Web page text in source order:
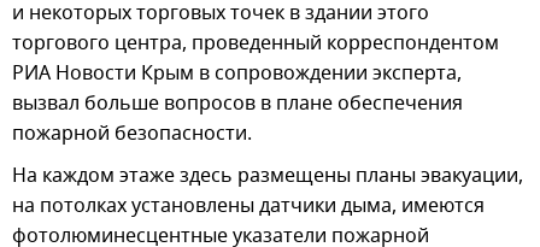
и некоторых торговых точек в здании этого
торгового центра, проведенный корреспондентом
РИА Новости Крым в сопровождении эксперта,
вызвал больше вопросов в плане обеспечения
пожарной безопасности.
На каждом этаже здесь размещены планы эвакуации,
на потолках установлены датчики дыма, имеются
фотолюминесцентные указатели пожарной